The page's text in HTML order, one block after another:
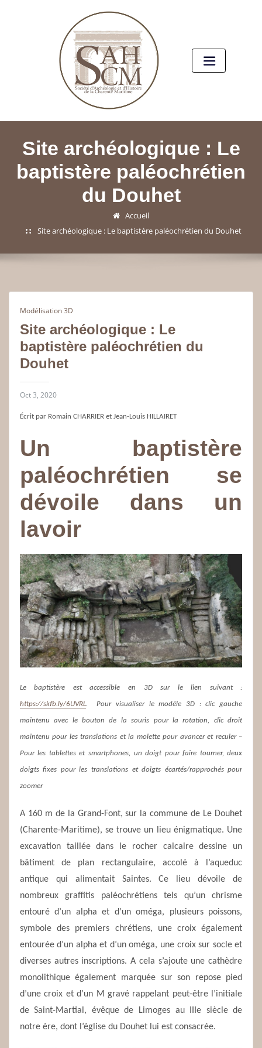
Site archéologique : Le
baptistère paléochrétien
du Douhet
Accueil
Site archéologique : Le baptistère paléochrétien du Douhet
Modélisation 3D
Site archéologique : Le
baptistère paléochrétien du
Douhet
Oct 3, 2020
Écrit par Romain CHARRIER et Jean-Louis HILLAIRET
Un baptistère
paléochrétien se
dévoile dans un
lavoir
Le baptistère est accessible en 3D sur le lien suivant :
https://skfb.ly/6UVRL. Pour visualiser le modèle 3D : clic gauche
maintenu avec le bouton de la souris pour la rotation, clic droit
maintenu pour les translations et la molette pour avancer et reculer –
Pour les tablettes et smartphones, un doigt pour faire tourner, deux
doigts fixes pour les translations et doigts écartés/rapprochés pour
zoomer
A 160 m de la Grand-Font, sur la commune de Le Douhet
(Charente-Maritime), se trouve un lieu énigmatique. Une
excavation taillée dans le rocher calcaire dessine un
bâtiment de plan rectangulaire, accolé à l’aqueduc
antique qui alimentait Saintes. Ce lieu dévoile de
nombreux graffitis paléochrétiens tels qu’un chrisme
entouré d’un alpha et d’un oméga, plusieurs poissons,
symbole des premiers chrétiens, une croix également
entourée d’un alpha et d’un oméga, une croix sur socle et
diverses autres inscriptions. A cela s’ajoute une cathèdre
monolithique également marquée sur son repose pied
d’une croix et d’un M gravé rappelant peut-être l’initiale
de Saint-Martial, évêque de Limoges au IIIe siècle de
notre ère, dont l’église du Douhet lui est consacrée.